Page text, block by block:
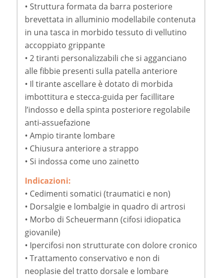
• Struttura formata da barra posteriore
brevettata in alluminio modellabile contenuta
in una tasca in morbido tessuto di vellutino
accoppiato grippante
• 2 tiranti personalizzabili che si agganciano
alle fibbie presenti sulla patella anteriore
• Il tirante ascellare è dotato di morbida
imbottitura e stecca-guida per facillitare
l’indosso e della spinta posteriore regolabile
anti-assuefazione
• Ampio tirante lombare
• Chiusura anteriore a strappo
• Si indossa come uno zainetto
Indicazioni:
• Cedimenti somatici (traumatici e non)
• Dorsalgie e lombalgie in quadro di artrosi
• Morbo di Scheuermann (cifosi idiopatica
giovanile)
• Ipercifosi non strutturate con dolore cronico
• Trattamento conservativo e non di
neoplasie del tratto dorsale e lombare